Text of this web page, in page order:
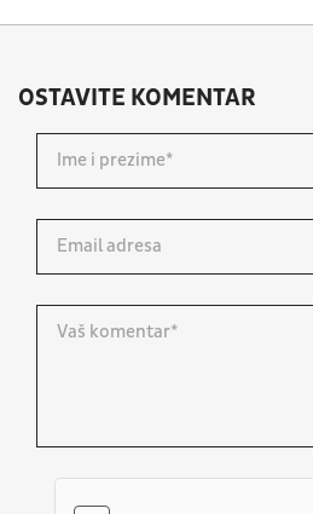
OSTAVITE KOMENTAR